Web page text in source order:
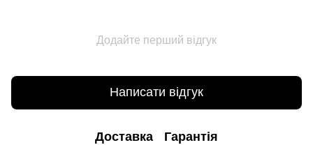
Додайте перший відгук
Написати відгук
Доставка Гарантія